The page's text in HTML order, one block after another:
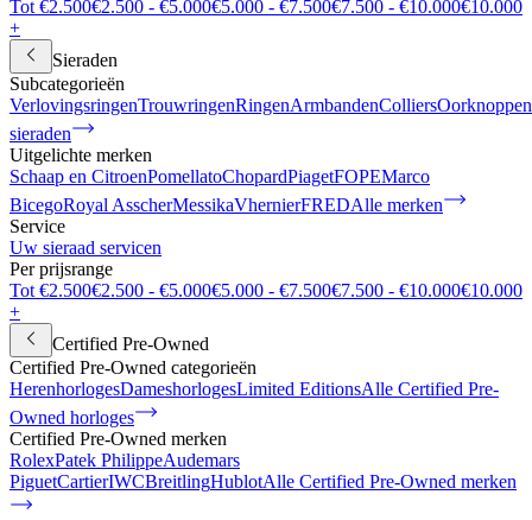
Tot €2.500€2.500 - €5.000€5.000 - €7.500€7.500 - €10.000€10.000
+
Sieraden
Subcategorieën
VerlovingsringenTrouwringenRingenArmbandenColliersOorknoppen
sieraden
Uitgelichte merken
Schaap en CitroenPomellatoChopardPiagetFOPEMarco
BicegoRoyal AsscherMessikaVhernierFREDAlle merken
Service
Uw sieraad servicen
Per prijsrange
Tot €2.500€2.500 - €5.000€5.000 - €7.500€7.500 - €10.000€10.000
+
Certified Pre-Owned
Certified Pre-Owned categorieën
HerenhorlogesDameshorlogesLimited EditionsAlle Certified Pre-
Owned horloges
Certified Pre-Owned merken
RolexPatek PhilippeAudemars
PiguetCartierIWCBreitlingHublotAlle Certified Pre-Owned merken